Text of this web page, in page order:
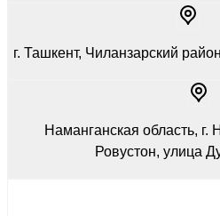
г. Ташкент, Чиланзарский
Наманганская область,
Ровустон, улица